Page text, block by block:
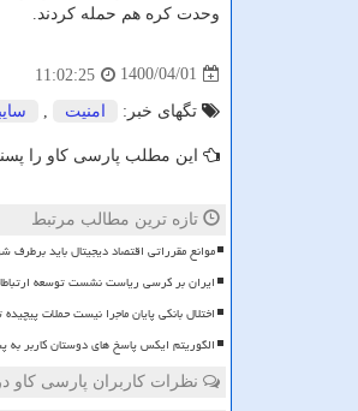
وحدت کره هم حمله کردند.
1400/04/01
11:02:25
تگهای خبر: امنیت
این مطلب پارسی کاو را
تازه ترین مطالب مرتبط
موانع مقرراتی اقتصاد دیجیتال باید برطرف
ایران بر کرسی ریاست نشست توسعه
اختلال بانکی پایان ماجرا نیست حملات
الگوریتم ایکس پاسخ های دوستان کاربر
نظرات کاربران پارسی کاو